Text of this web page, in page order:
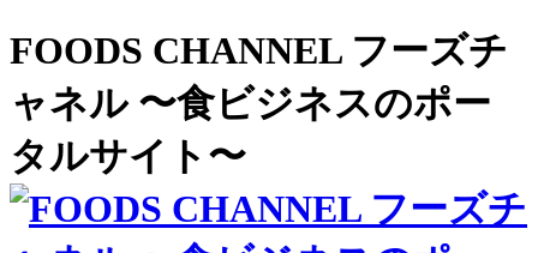
FOODS CHANNEL フーズチ
ャネル 〜食ビジネスのポー
タルサイト〜